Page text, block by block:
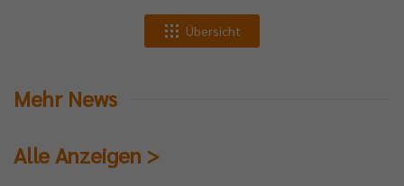
Übersicht
Mehr News
Alle Anzeigen >